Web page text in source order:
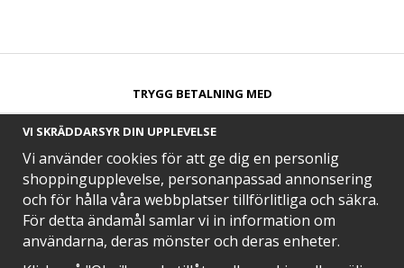
TRYGG BETALNING MED​
SNABB LEVERANS MED
VI SKRÄDDARSYR DIN UPPLEVELSE
Vi använder cookies för att ge dig en personlig
shoppingupplevelse, personanpassad annonsering
och för hålla våra webbplatser tillförlitliga och säkra.
För detta ändamål samlar vi in information om
användarna, deras mönster och deras enheter.